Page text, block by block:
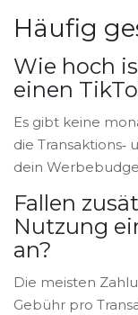
Häufig
Wie hoch
einen
Es gibt keine
die Transaktions‑
dein
Fallen
Nutzung
an?
Die meisten
Gebühr pro